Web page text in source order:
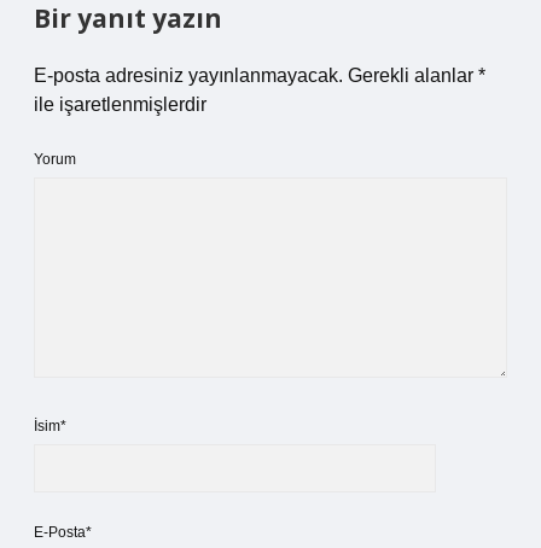
Bir yanıt yazın
E-posta adresiniz yayınlanmayacak. Gerekli alanlar *
ile işaretlenmişlerdir
Yorum
İsim*
E-Posta*